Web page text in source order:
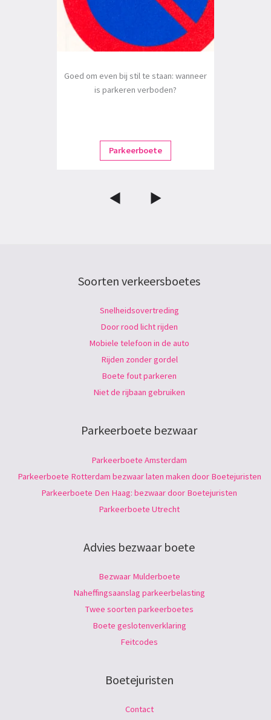
Goed om even bij stil te staan: wanneer
is parkeren verboden?
Parkeerboete
Soorten verkeersboetes
Snelheidsovertreding
Door rood licht rijden
Mobiele telefoon in de auto
Rijden zonder gordel
Boete fout parkeren
Niet de rijbaan gebruiken
Parkeerboete bezwaar
Parkeerboete Amsterdam
Parkeerboete Rotterdam bezwaar laten maken door Boetejuristen
Parkeerboete Den Haag: bezwaar door Boetejuristen
Parkeerboete Utrecht
Advies bezwaar boete
Bezwaar Mulderboete
Naheffingsaanslag parkeerbelasting
Twee soorten parkeerboetes
Boete geslotenverklaring
Feitcodes
Boetejuristen
Contact